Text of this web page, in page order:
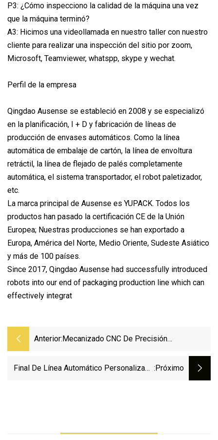
P3: ¿Cómo inspecciono la calidad de la máquina una vez
que la máquina terminó?
A3: Hicimos una videollamada en nuestro taller con nuestro
cliente para realizar una inspección del sitio por zoom,
Microsoft, Teamviewer, whatspp, skype y wechat.
Perfil de la empresa
Qingdao Ausense se estableció en 2008 y se especializó
en la planificación, I + D y fabricación de líneas de
producción de envases automáticos. Como la línea
automática de embalaje de cartón, la línea de envoltura
retráctil, la línea de flejado de palés completamente
automática, el sistema transportador, el robot paletizador,
etc.
La marca principal de Ausense es YUPACK. Todos los
productos han pasado la certificación CE de la Unión
Europea; Nuestras producciones se han exportado a
Europa, América del Norte, Medio Oriente, Sudeste Asiático
y más de 100 países.
Since 2017, Qingdao Ausense had successfully introduced
robots into our end of packaging production line which can
effectively integrat
Anterior: Mecanizado CNC De Precisión
Inoxidable/latón/cobre/hierro/aleación
Final De Línea Automático Personalizado :próximo